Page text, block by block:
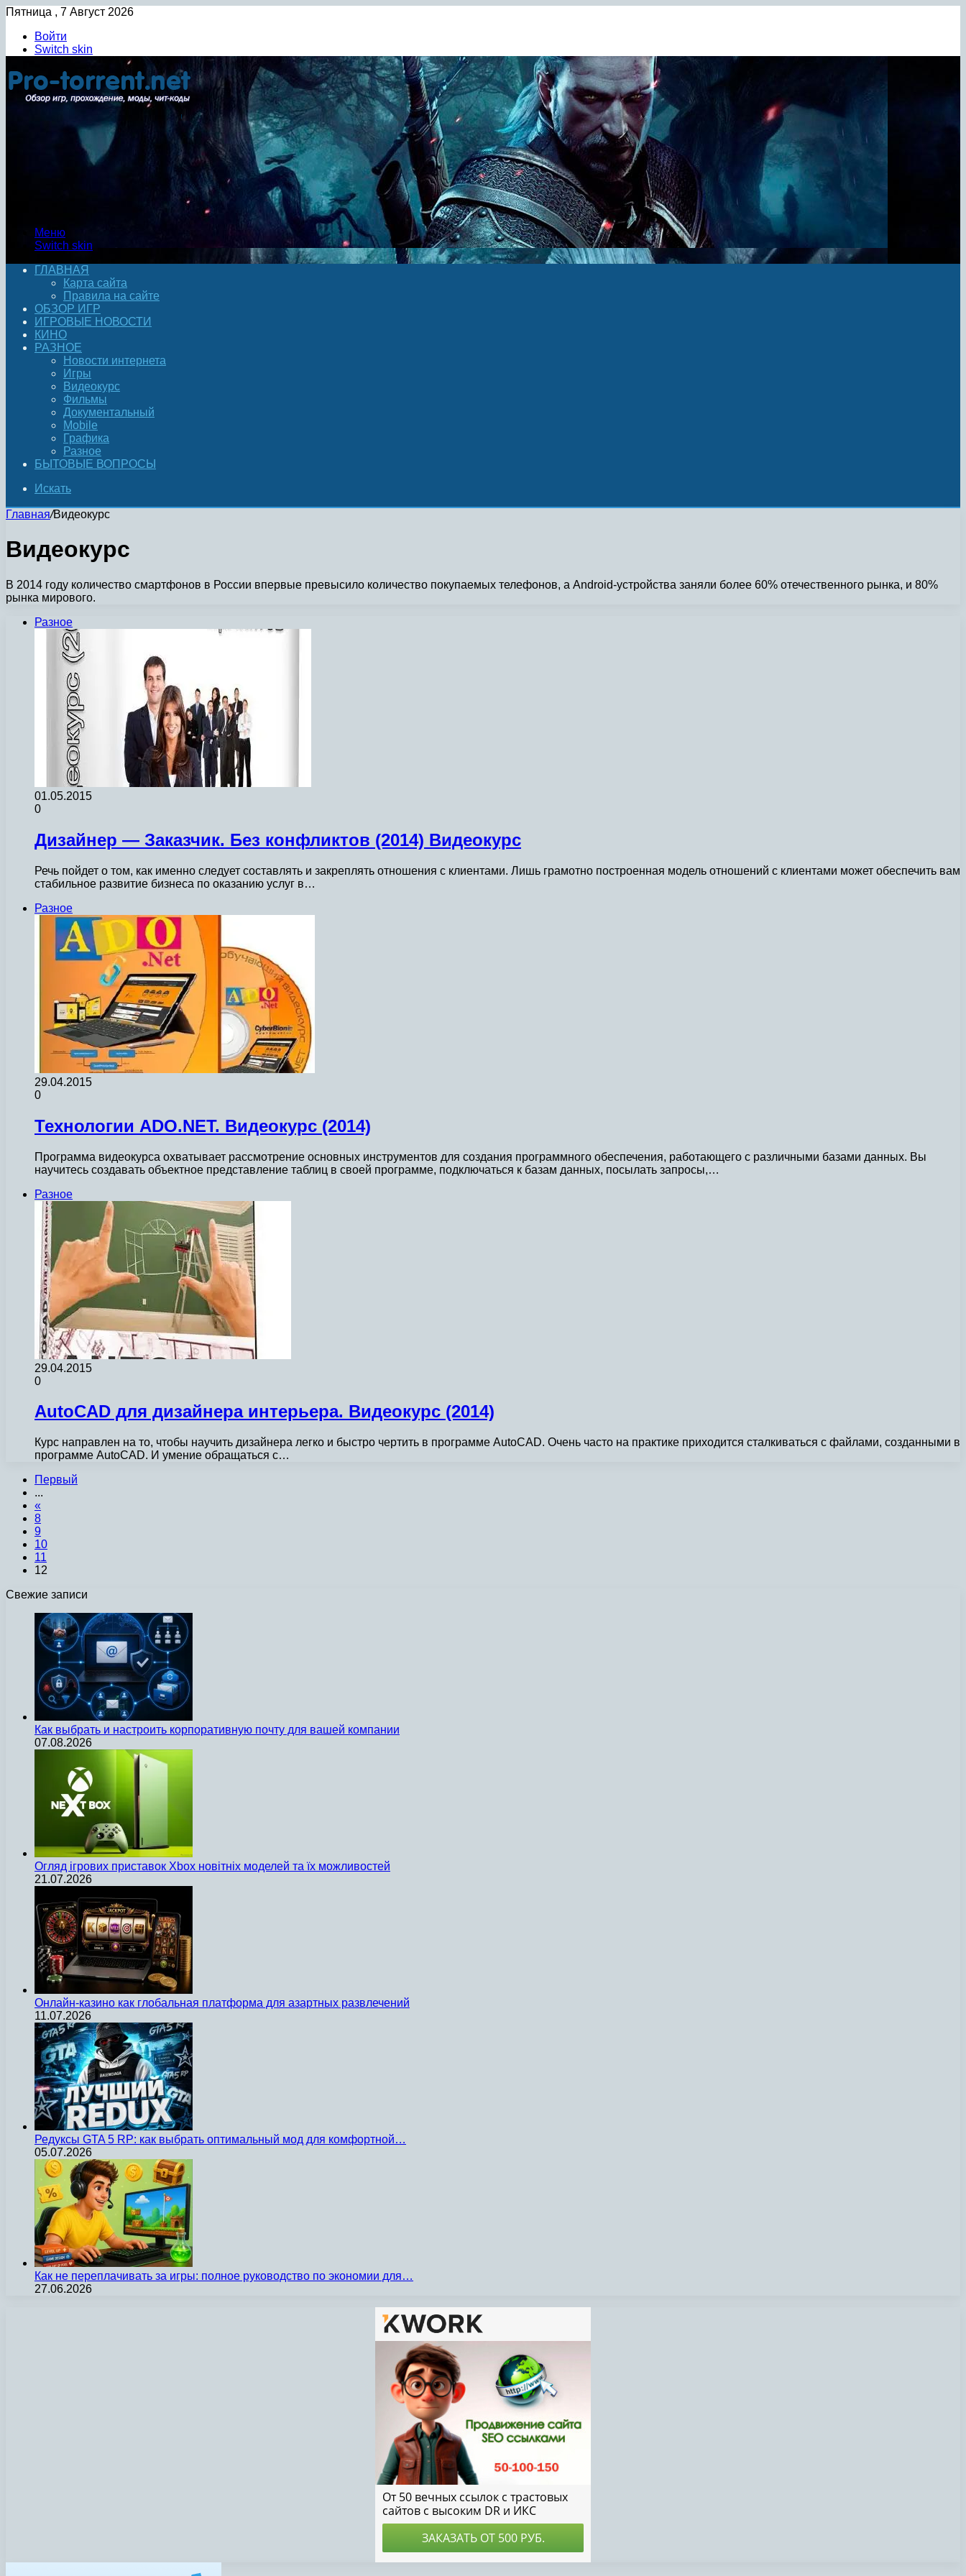
Пятница , 7 Август 2026
Войти
Switch skin
Меню
Switch skin
ГЛАВНАЯ
Карта сайта
Правила на сайте
ОБЗОР ИГР
ИГРОВЫЕ НОВОСТИ
КИНО
РАЗНОЕ
Новости интернета
Игры
Видеокурс
Фильмы
Документальный
Mobile
Графика
Разное
БЫТОВЫЕ ВОПРОСЫ
Искать
Главная/Видеокурс
Видеокурс
В 2014 году количество смартфонов в России впервые превысило количество покупаемых телефонов, а Android-устройства заняли более 60% отечественного рынка, и 80%
рынка мирового.
Разное
01.05.2015
0
Дизайнер — Заказчик. Без конфликтов (2014) Видеокурс
Речь пойдет о том, как именно следует составлять и закреплять отношения с клиентами. Лишь грамотно построенная модель отношений с клиентами может обеспечить вам
стабильное развитие бизнеса по оказанию услуг в…
Разное
29.04.2015
0
Технологии ADO.NET. Видеокурс (2014)
Программа видеокурса охватывает рассмотрение основных инструментов для создания программного обеспечения, работающего с различными базами данных. Вы
научитесь создавать объектное представление таблиц в своей программе, подключаться к базам данных, посылать запросы,…
Разное
29.04.2015
0
AutoCAD для дизайнера интерьера. Видеокурс (2014)
Курс направлен на то, чтобы научить дизайнера легко и быстро чертить в программе AutoCAD. Очень часто на практике приходится сталкиваться с файлами, созданными в
программе AutoCAD. И умение обращаться с…
Первый
...
«
8
9
10
11
12
Свежие записи
Как выбрать и настроить корпоративную почту для вашей компании
07.08.2026
Огляд ігрових приставок Xbox новітніх моделей та їх можливостей
21.07.2026
Онлайн-казино как глобальная платформа для азартных развлечений
11.07.2026
Редуксы GTA 5 RP: как выбрать оптимальный мод для комфортной…
05.07.2026
Как не переплачивать за игры: полное руководство по экономии для…
27.06.2026